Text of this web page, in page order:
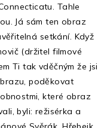
Tahle
Já sám ten obraz
setkání. Když
(držitel filmové
Ti tak vděčným že jsi
poděkovat
které obraz
byli: režisérka a